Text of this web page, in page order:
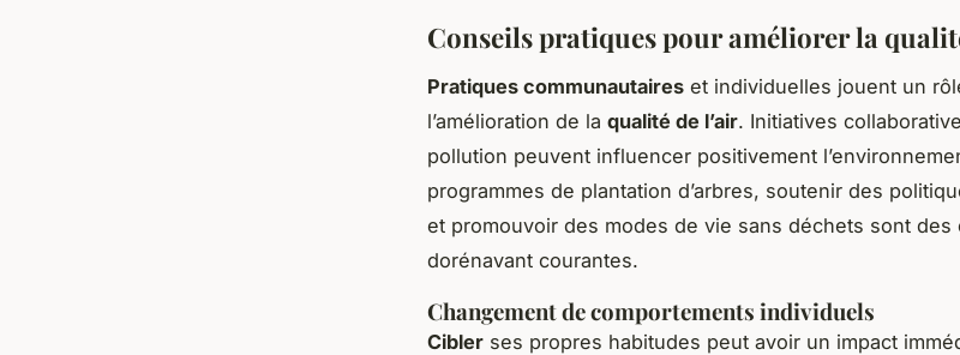
Conseils pratiques pour améliorer la
Pratiques communautaires et individuelles jouent un
l’amélioration de la qualité de l’air. Initiatives
pollution peuvent influencer positivement
programmes de plantation d’arbres, soutenir des
et promouvoir des modes de vie sans déchets sont des
dorénavant courantes.
Changement de comportements individuels
Cibler ses propres habitudes peut avoir un impact